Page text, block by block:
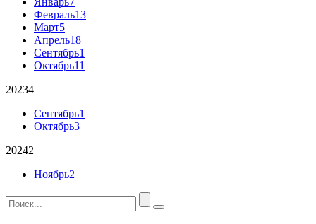
Февраль13
Март5
Апрель18
Сентябрь1
Октябрь11
20234
Сентябрь1
Октябрь3
20242
Ноябрь2